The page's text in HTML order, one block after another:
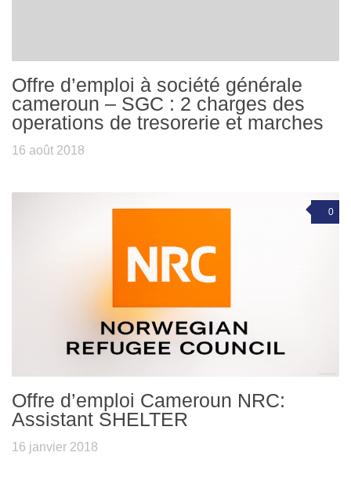
Offre d’emploi à société générale
cameroun – SGC : 2 charges des
operations de tresorerie et marches
16 août 2018
0
Offre d’emploi Cameroun NRC:
Assistant SHELTER
16 janvier 2018